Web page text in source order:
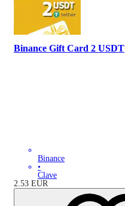
Binance Gift Card 2 USDT
Binance
•
Clave
2.53 EUR